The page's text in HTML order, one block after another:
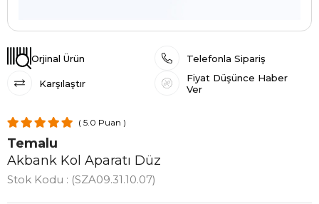
Orjinal Ürün Telefonla Sipariş
Karşılaştır
Fiyat Düşünce Haber
Ver
5.0
Temalu
Akbank Kol Aparatı Düz
Stok Kodu (SZA09.31.10.07)